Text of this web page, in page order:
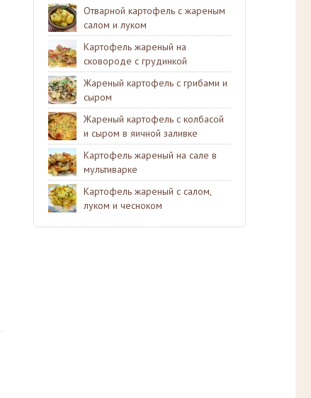
Отварной картофель с жареным
салом и луком
Картофель жареный на
сковороде с грудинкой
Жареный картофель с грибами и
сыром
Жареный картофель с колбасой
и сыром в яичной заливке
Картофель жареный на сале в
мультиварке
Картофель жареный с салом,
луком и чесноком